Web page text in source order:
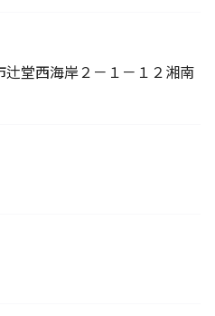
堂西海岸２－１－１２湘南